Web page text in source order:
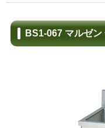
BS1-067 マルゼン